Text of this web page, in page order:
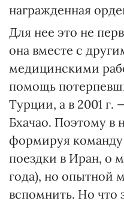
награжденная
Для нее это не
она вместе с
медицинскими
помощь
Турции, а в 2001 г.
Бхачао. Поэтому в
формируя команду
поездки в Иран, о
года), но опытной
вспомнить. Но что